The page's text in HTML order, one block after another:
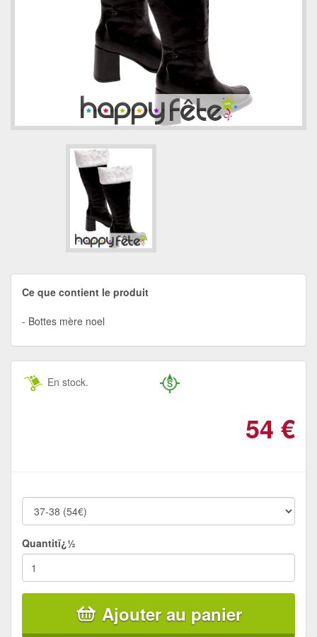
Ce que contient le produit
Bottes mère noel
En stock.
54 €
Quantitï¿½
Ajouter au panier